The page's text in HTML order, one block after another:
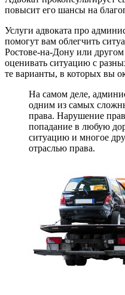
повысит его шансы на
Услуги адвоката про
помогут вам облегчить
Ростове-на-Дону или другом
оценивать ситуацию с
те варианты, в которых вы
На самом деле,
одним из самых
права. Нарушение
попадание в любую
ситуацию и многое
отраслью права.